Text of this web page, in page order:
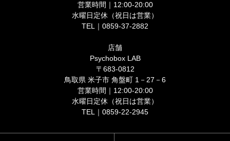
営業時間｜12:00-20:00
水曜日定休（祝日は営業）
TEL｜0859-37-2882
店舗
Psychobox LAB
〒683-0812
鳥取県 米子市 角盤町 1－27－6
営業時間｜12:00-20:00
水曜日定休（祝日は営業）
TEL｜0859-22-2945